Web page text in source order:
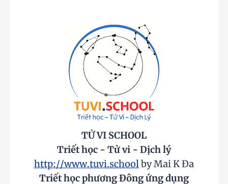
TỬ VI SCHOOL
Triết học - Tử vi - Dịch lý
http://www.tuvi.schoolby Mai K Đa
Triết học phương Đông ứng dụng